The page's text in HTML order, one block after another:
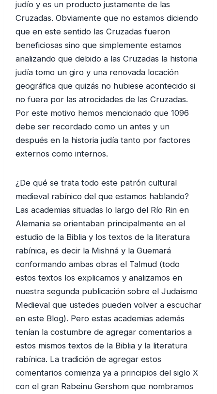
judío y es un producto justamente de las
Cruzadas. Obviamente que no estamos diciendo
que en este sentido las Cruzadas fueron
beneficiosas sino que simplemente estamos
analizando que debido a las Cruzadas la historia
judía tomo un giro y una renovada locación
geográfica que quizás no hubiese acontecido si
no fuera por las atrocidades de las Cruzadas.
Por este motivo hemos mencionado que 1096
debe ser recordado como un antes y un
después en la historia judía tanto por factores
externos como internos.
¿De qué se trata todo este patrón cultural
medieval rabínico del que estamos hablando?
Las academias situadas lo largo del Río Rin en
Alemania se orientaban principalmente en el
estudio de la Biblia y los textos de la literatura
rabínica, es decir la Mishná y la Guemará
conformando ambas obras el Talmud (todo
estos textos los explicamos y analizamos en
nuestra segunda publicación sobre el Judaísmo
Medieval que ustedes pueden volver a escuchar
en este Blog). Pero estas academias además
tenían la costumbre de agregar comentarios a
estos mismos textos de la Biblia y la literatura
rabínica. La tradición de agregar estos
comentarios comienza ya a principios del siglo X
con el gran Rabeinu Gershom que nombramos